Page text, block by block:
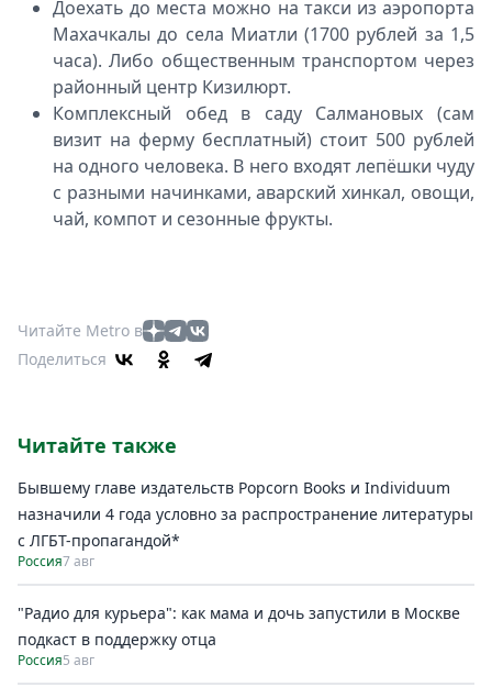
Доехать до места можно на такси из аэропорта
Махачкалы до села Миатли (1700 рублей за 1,5
часа). Либо общественным транспортом через
районный центр Кизилюрт.
Комплексный обед в саду Салмановых (сам
визит на ферму бесплатный) стоит 500 рублей
на одного человека. В него входят лепёшки чуду
с разными начинками, аварский хинкал, овощи,
чай, компот и сезонные фрукты.
Читайте Metro в
Поделиться
Читайте также
Бывшему главе издательств Popcorn Books и Individuum
назначили 4 года условно за распространение литературы
с ЛГБТ-пропагандой*
Россия7 авг
"Радио для курьера": как мама и дочь запустили в Москве
подкаст в поддержку отца
Россия5 авг